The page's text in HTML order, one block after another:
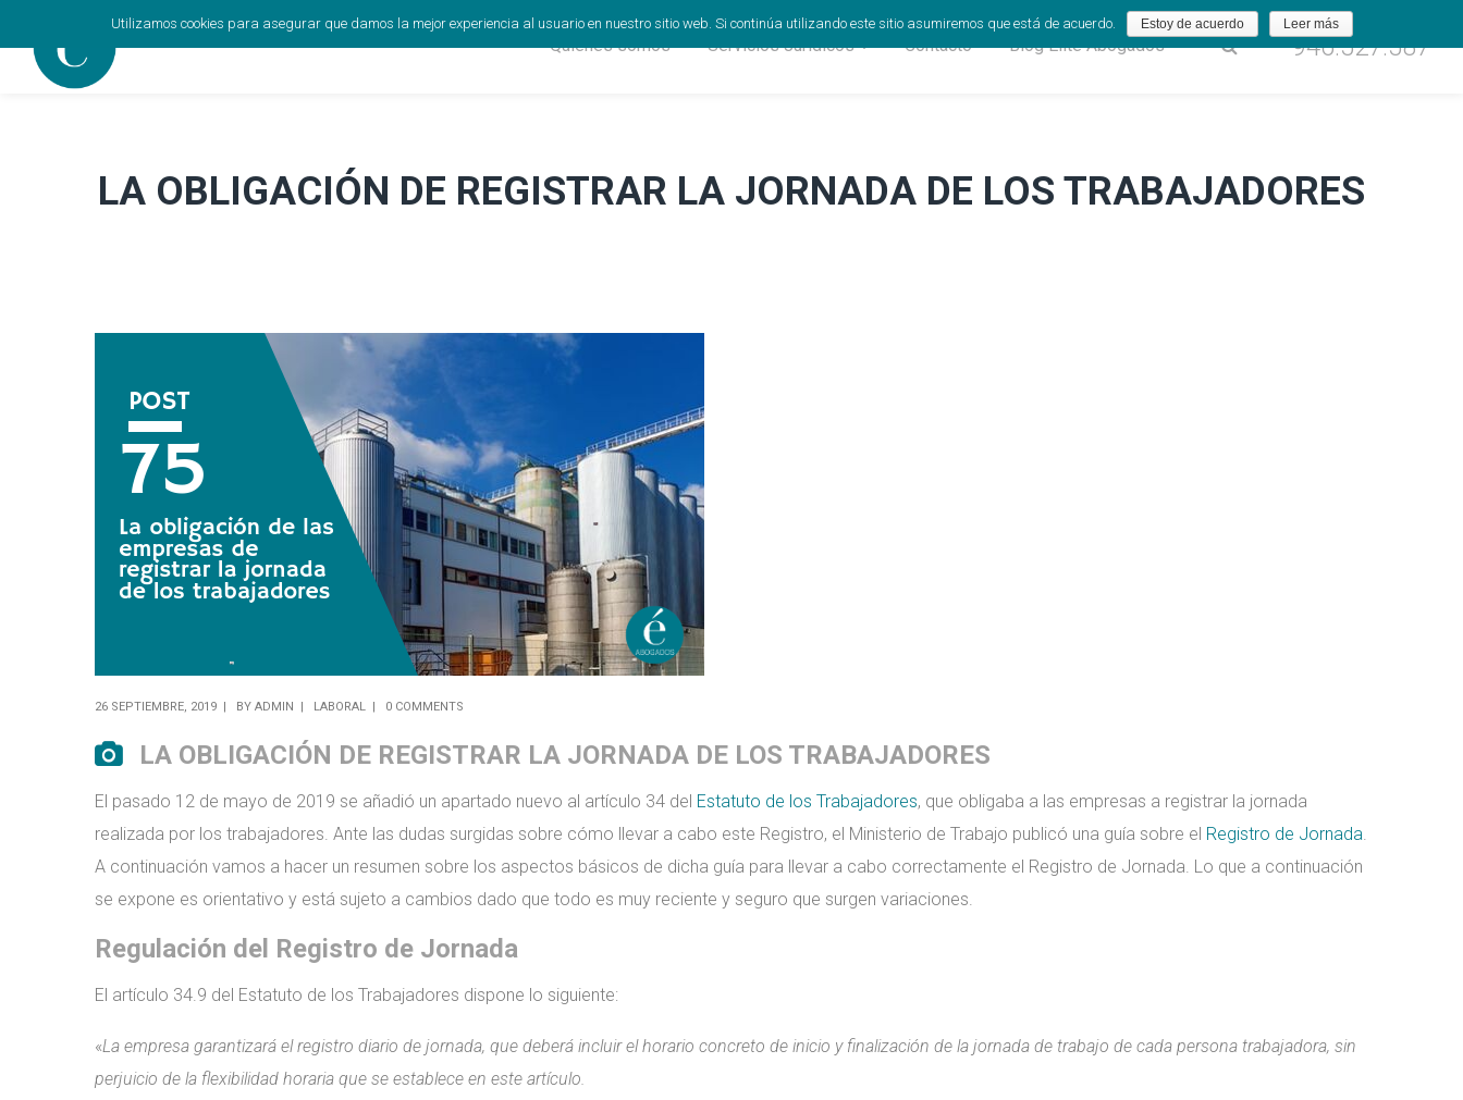
Quiénes somos Servicios Jurídicos Contacto Blog Élite Abogados 946.527.587
LA OBLIGACIÓN DE REGISTRAR LA JORNADA DE LOS TRABAJADORES
26 SEPTIEMBRE, 2019 BY ADMIN LABORAL 0 COMMENTS
LA OBLIGACIÓN DE REGISTRAR LA JORNADA DE LOS TRABAJADORES
El pasado 12 de mayo de 2019 se añadió un apartado nuevo al artículo 34 del Estatuto de los Trabajadores, que obligaba a las empresas a registrar la jornada
realizada por los trabajadores. Ante las dudas surgidas sobre cómo llevar a cabo este Registro, el Ministerio de Trabajo publicó una guía sobre el Registro de Jornada.
A continuación vamos a hacer un resumen sobre los aspectos básicos de dicha guía para llevar a cabo correctamente el Registro de Jornada. Lo que a continuación
se expone es orientativo y está sujeto a cambios dado que todo es muy reciente y seguro que surgen variaciones.
Regulación del Registro de Jornada
El artículo 34.9 del Estatuto de los Trabajadores dispone lo siguiente:
«La empresa garantizará el registro diario de jornada, que deberá incluir el horario concreto de inicio y finalización de la jornada de trabajo de cada persona trabajadora, sin
perjuicio de la flexibilidad horaria que se establece en este artículo.
Utilizamos cookies para asegurar que damos la mejor experiencia al usuario en nuestro sitio web. Si continúa utilizando este sitio asumiremos que está de acuerdo. Estoy de acuerdo Leer más